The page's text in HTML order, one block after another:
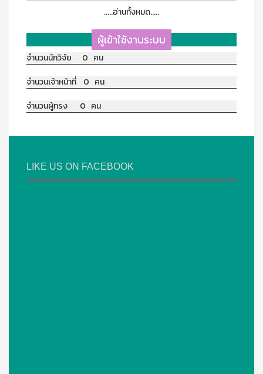
.....อ่านทั้งหมด.....
ผู้เข้าใช้งานระบบ
จำนวนนักวิจัย 0 คน
จำนวนเจ้าหน้าที่ 0 คน
จำนวนผู้ทรง 0 คน
LIKE US ON FACEBOOK